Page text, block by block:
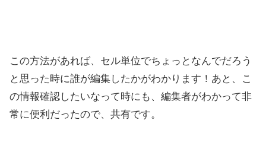
この方法があれば、セル単位でちょっとなんでだろう
と思った時に誰が編集したかがわかります！あと、こ
の情報確認したいなって時にも、編集者がわかって非
常に便利だったので、共有です。